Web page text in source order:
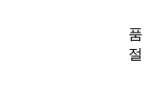
품
절